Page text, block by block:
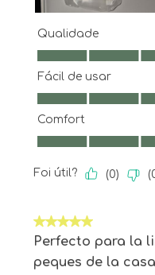
Qualidade
Qualidade, 5.0 em 5
Fácil de usar
Fácil de usar, 5.0 em
Comfort
Comfort, 5.0 em 5
Foi útil? (0) (
5 em 5 estrelas.
Perfecto para la
peques de la casa